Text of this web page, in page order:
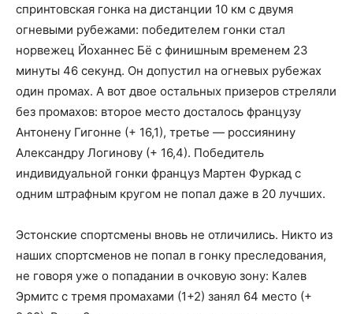
спринтовская гонка на дистанции 10 км с двумя
огневыми рубежами: победителем гонки стал
норвежец Йоханнес Бё с финишным временем 23
минуты 46 секунд. Он допустил на огневых рубежах
один промах. А вот двое остальных призеров стреляли
без промахов: второе место досталось французу
Антонену Гигонне (+ 16,1), третье — россиянину
Александру Логинову (+ 16,4). Победитель
индивидуальной гонки француз Мартен Фуркад с
одним штрафным кругом не попал даже в 20 лучших.
Эстонские спортсмены вновь не отличились. Никто из
наших спортсменов не попал в гонку преследования,
не говоря уже о попадании в очковую зону: Калев
Эрмитс с тремя промахами (1+2) занял 64 место (+